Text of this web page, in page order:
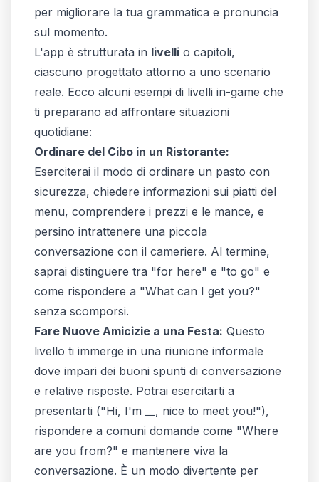
per migliorare la tua grammatica e pronuncia
sul momento.
L'app è strutturata in livelli o capitoli,
ciascuno progettato attorno a uno scenario
reale. Ecco alcuni esempi di livelli in-game che
ti preparano ad affrontare situazioni
quotidiane:
Ordinare del Cibo in un Ristorante:
Eserciterai il modo di ordinare un pasto con
sicurezza, chiedere informazioni sui piatti del
menu, comprendere i prezzi e le mance, e
persino intrattenere una piccola
conversazione con il cameriere. Al termine,
saprai distinguere tra "for here" e "to go" e
come rispondere a "What can I get you?"
senza scomporsi.
Fare Nuove Amicizie a una Festa: Questo
livello ti immerge in una riunione informale
dove impari dei buoni spunti di conversazione
e relative risposte. Potrai esercitarti a
presentarti ("Hi, I'm __, nice to meet you!"),
rispondere a comuni domande come "Where
are you from?" e mantenere viva la
conversazione. È un modo divertente per